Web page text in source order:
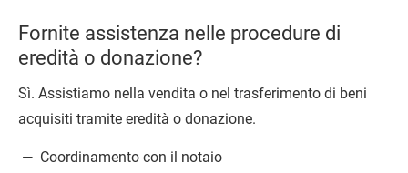
Fornite assistenza nelle procedure di
eredità o donazione?
Sì. Assistiamo nella vendita o nel trasferimento di beni
acquisiti tramite eredità o donazione.
Coordinamento con il notaio